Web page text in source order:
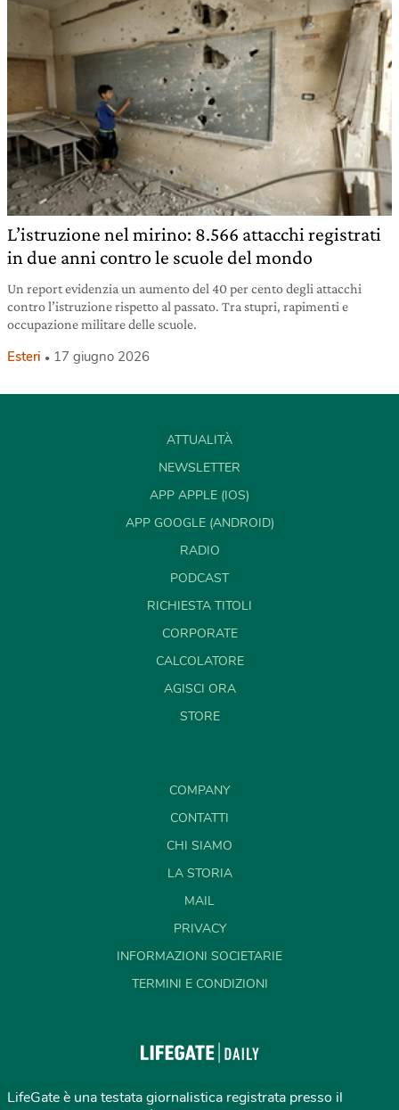
L’istruzione nel mirino: 8.566 attacchi registrati
in due anni contro le scuole del mondo
Un report evidenzia un aumento del 40 per cento degli attacchi
contro l’istruzione rispetto al passato. Tra stupri, rapimenti e
occupazione militare delle scuole.
Esteri 17 giugno 2026
ATTUALITÀ
NEWSLETTER
APP APPLE (IOS)
APP GOOGLE (ANDROID)
RADIO
PODCAST
RICHIESTA TITOLI
CORPORATE
CALCOLATORE
AGISCI ORA
STORE
COMPANY
CONTATTI
CHI SIAMO
LA STORIA
MAIL
PRIVACY
INFORMAZIONI SOCIETARIE
TERMINI E CONDIZIONI
LifeGate è una testata giornalistica registrata presso il